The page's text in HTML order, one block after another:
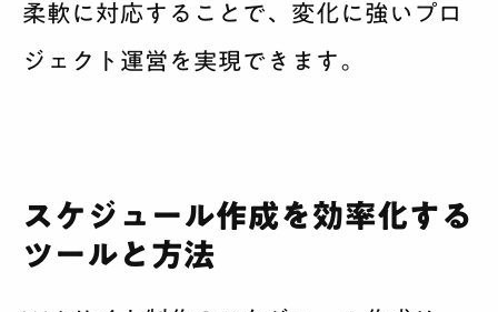
柔軟に対応することで、変化に強いプロ
ジェクト運営を実現できます。
スケジュール作成を効率化する
ツールと方法